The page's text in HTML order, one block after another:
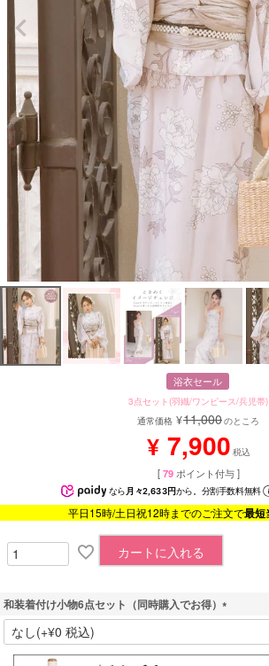
浴衣セール
3点セット(羽織/ワンピース/兵児帯)
通常価格 ¥11,000のところ
¥ 7,900 税込
[ 79 ポイント付与 ]
なら月々2,633円から。分割手数料無料
平日15時/土日祝12時までのご注文で最短
カートに入れる
和装着付け小物6点セット（同時購入でお得）
(
必
須